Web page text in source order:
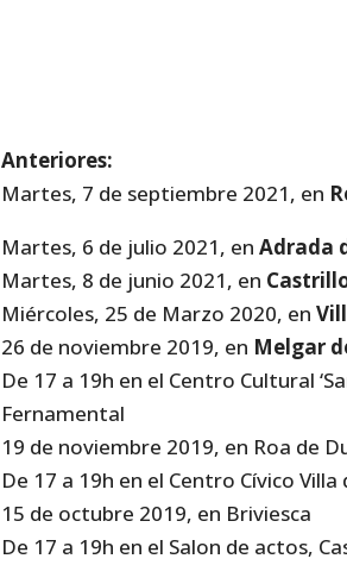
Anteriores:
Martes, 7 de septiembre 2021, en
Martes, 6 de julio 2021, en Adrada
Martes, 8 de junio 2021, en
Miércoles, 25 de Marzo 2020, en
26 de noviembre 2019, en Melgar
De 17 a 19h en el Centro Cultural
Fernamental
19 de noviembre 2019, en Roa de
De 17 a 19h en el Centro Cívico
15 de octubre 2019, en Briviesca
De 17 a 19h en el Salon de actos,